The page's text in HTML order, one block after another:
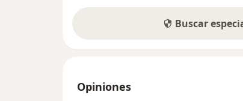
Buscar
Opiniones